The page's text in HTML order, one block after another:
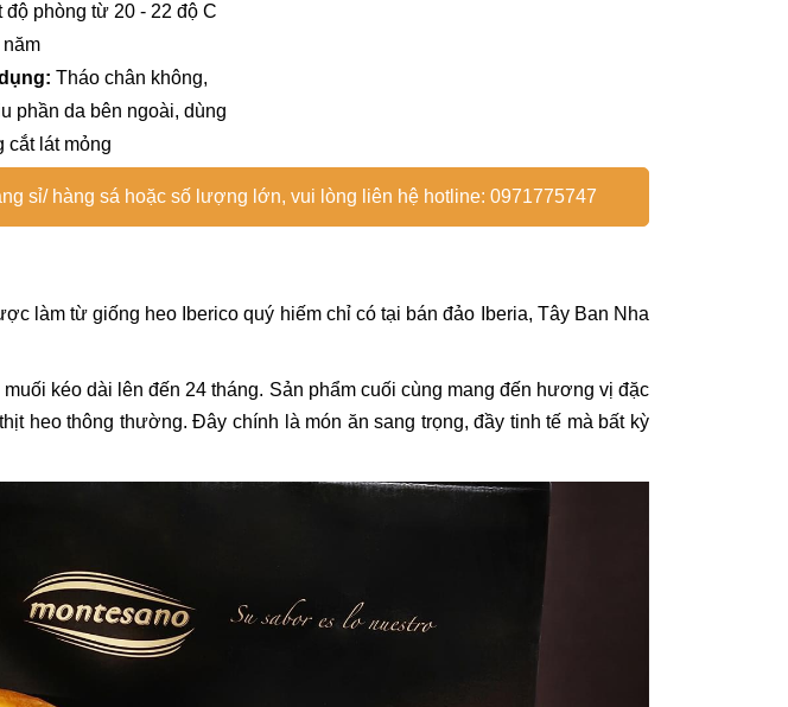
độ phòng từ 20 - 22 độ C
năm
Tháo chân không,
phần da bên ngoài, dùng
cắt lát mỏng
sỉ/ hàng sá hoặc số lượng lớn, vui lòng liên hệ hotline: 0971775747
làm từ giống heo Iberico quý hiếm chỉ có tại bán đảo Iberia, Tây Ban Nha
kéo dài lên đến 24 tháng. Sản phẩm cuối cùng mang đến hương vị đặc
heo thông thường. Đây chính là món ăn sang trọng, đầy tinh tế mà bất kỳ